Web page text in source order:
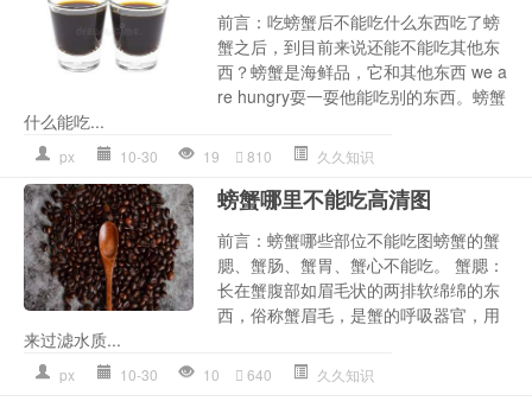
前言：吃螃蟹后不能吃什么东西吃了螃
蟹之后，到目前来说还能不能吃其他东
西？螃蟹是海鲜品，它和其他东西 we a
re hungry耍一耍他能吃别的东西。螃蟹
什么能吃...
px 10-30 19 810 久久知识
螃蟹哪里不能吃高清图
前言：螃蟹哪些部位不能吃图螃蟹的蟹
腮、蟹肠、蟹胃、蟹心不能吃。 蟹腮：
长在蟹腹部如眉毛状的两排软绵绵的东
西，俗称蟹眉毛，是蟹的呼吸器官，用
来过滤水质...
px 10-30 10 640 久久知识